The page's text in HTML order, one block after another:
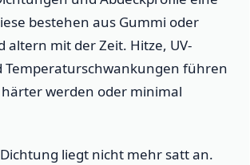
bestehen aus Gummi oder
altern mit der Zeit. Hitze, UV-
Temperaturschwankungen führen
härter werden oder minimal
Dichtung liegt nicht mehr satt an.